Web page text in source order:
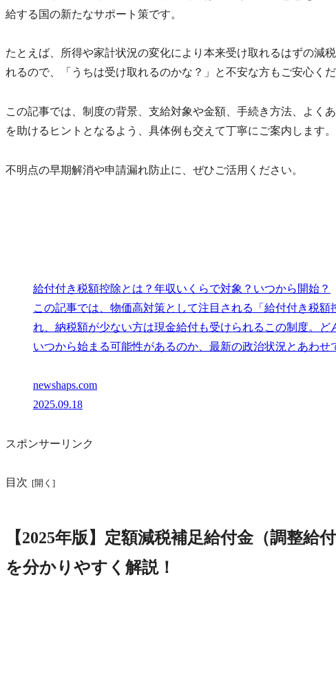
給する国の新たなサポート策です。
たとえば、所得や家計状況の変化により本来受け取れるはずの減
れるので、「うちは受け取れるのかな？」と不安な方もご安心くだ
この記事では、制度の背景、支給対象や金額、手続き方法、よく
を助けるヒントとなるよう、具体例も交えて丁寧にご案内します。
不明点の早期解消や申請漏れ防止に、ぜひご活用ください。
給付付き税額控除とは？年収いくらで対象？いつから開始？
この記事では、物価高対策として注目される「給付付き税
れ、納税額が少ない方は現金給付も受けられるこの制度。ど
いつから始まる可能性があるのか、最新の政治状況とあわせ
newshaps.com
2025.09.18
スポンサーリンク
目次
【2025年版】定額減税補足給付金（調整給
を分かりやすく解説！